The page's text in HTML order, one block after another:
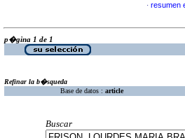
· resumen
p�gina 1 de 1
Refinar la b�squeda
Base de datos : article
Buscar